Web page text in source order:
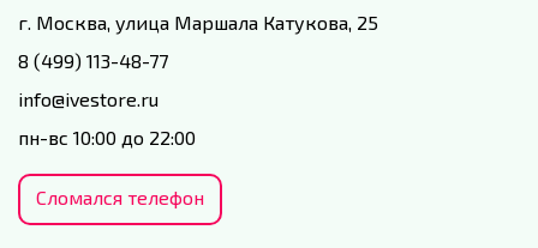
г. Москва, улица Маршала Катукова, 25
8 (499) 113-48-77
info@ivestore.ru
пн-вс 10:00 до 22:00
Сломался телефон